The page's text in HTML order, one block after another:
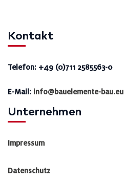
Kontakt
Telefon: +49 (0)711 2585563-0
E-Mail: info@bauelemente-bau.eu
Unternehmen
Impressum
Datenschutz